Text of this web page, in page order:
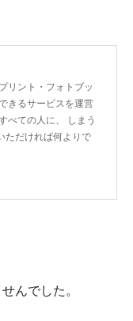
リント・フォトブッ
きるサービスを運営
べての人に、 しまう
ただければ何よりで
んでした。